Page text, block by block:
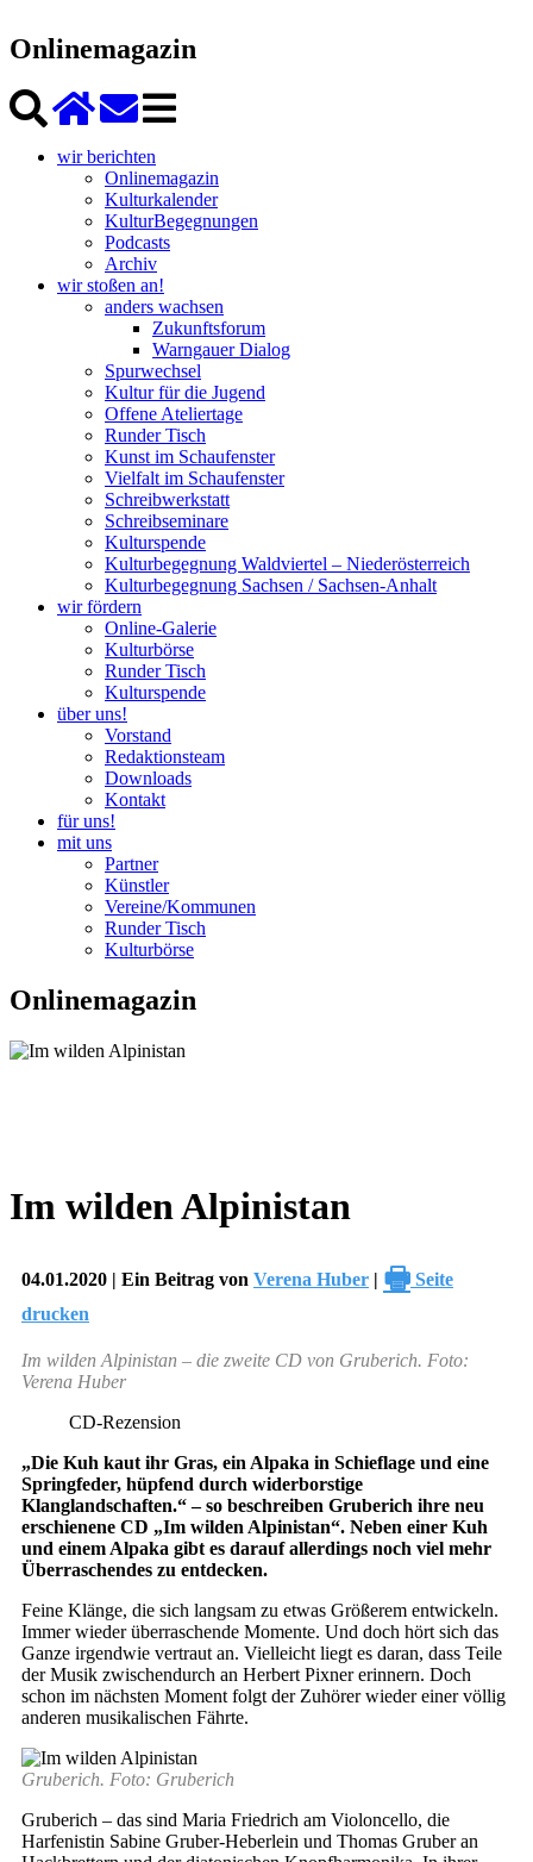
Onlinemagazin
wir berichten
Onlinemagazin
Kulturkalender
KulturBegegnungen
Podcasts
Archiv
wir stoßen an!
anders wachsen
Zukunftsforum
Warngauer Dialog
Spurwechsel
Kultur für die Jugend
Offene Ateliertage
Runder Tisch
Kunst im Schaufenster
Vielfalt im Schaufenster
Schreibwerkstatt
Schreibseminare
Kulturspende
Kulturbegegnung Waldviertel – Niederösterreich
Kulturbegegnung Sachsen / Sachsen-Anhalt
wir fördern
Online-Galerie
Kulturbörse
Runder Tisch
Kulturspende
über uns!
Vorstand
Redaktionsteam
Downloads
Kontakt
für uns!
mit uns
Partner
Künstler
Vereine/Kommunen
Runder Tisch
Kulturbörse
Onlinemagazin
Im wilden Alpinistan
04.01.2020 | Ein Beitrag von Verena Huber | 🖶 Seite
drucken
Im wilden Alpinistan – die zweite CD von Gruberich. Foto:
Verena Huber
CD-Rezension
„Die Kuh kaut ihr Gras, ein Alpaka in Schieflage und eine
Springfeder, hüpfend durch widerborstige
Klanglandschaften.“ – so beschreiben Gruberich ihre neu
erschienene CD „Im wilden Alpinistan“. Neben einer Kuh
und einem Alpaka gibt es darauf allerdings noch viel mehr
Überraschendes zu entdecken.
Feine Klänge, die sich langsam zu etwas Größerem entwickeln.
Immer wieder überraschende Momente. Und doch hört sich das
Ganze irgendwie vertraut an. Vielleicht liegt es daran, dass Teile
der Musik zwischendurch an Herbert Pixner erinnern. Doch
schon im nächsten Moment folgt der Zuhörer wieder einer völlig
anderen musikalischen Fährte.
Gruberich. Foto: Gruberich
Gruberich – das sind Maria Friedrich am Violoncello, die
Harfenistin Sabine Gruber-Heberlein und Thomas Gruber an